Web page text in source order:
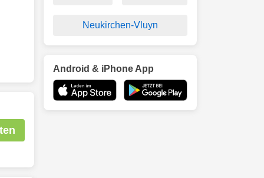
Neukirchen-Vluyn
Android & iPhone App